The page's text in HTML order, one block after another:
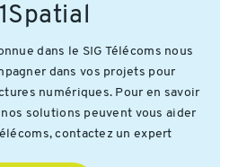
dans le SIG Télécoms nous
dans vos projets pour
numériques. Pour en savoir
solutions peuvent vous aider
contactez un expert